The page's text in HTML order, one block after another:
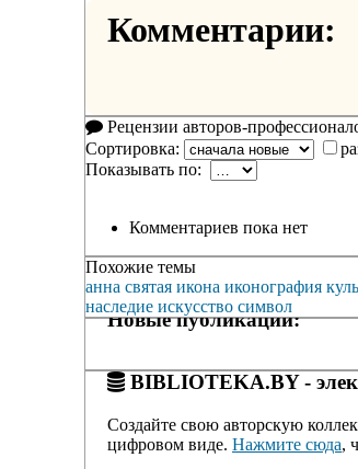
Комментарии:
Рецензии авторов-
Сортировка:
Показывать по:
Комментариев пока нет
Похожие темы
анна святая икона иконография
наследие искусство символ
Новые публикации:
BIBLIOTEKA.BY -
Создайте свою авторскую
цифровом виде. Нажмите сюда,